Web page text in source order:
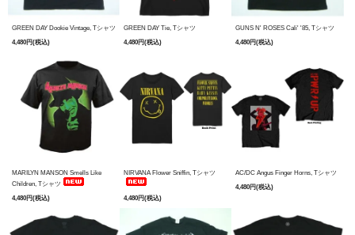
GREEN DAY Dookie Vintage, Tシャツ
4,480円(税込)
GREEN DAY Tie, Tシャツ
4,480円(税込)
GUNS N' ROSES Cali' '85, Tシャツ
4,480円(税込)
MARILYN MANSON Smells Like
Children, Tシャツ
4,480円(税込)
NIRVANA Flower Sniffin, Tシャツ
4,480円(税込)
AC/DC Angus Finger Horns, Tシャツ
4,480円(税込)